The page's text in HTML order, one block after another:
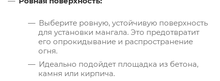
Выберите ровную, устойчивую поверхность
для установки мангала. Это предотвратит
его опрокидывание и распространение
огня.
Идеально подойдет площадка из бетона,
камня или кирпича.